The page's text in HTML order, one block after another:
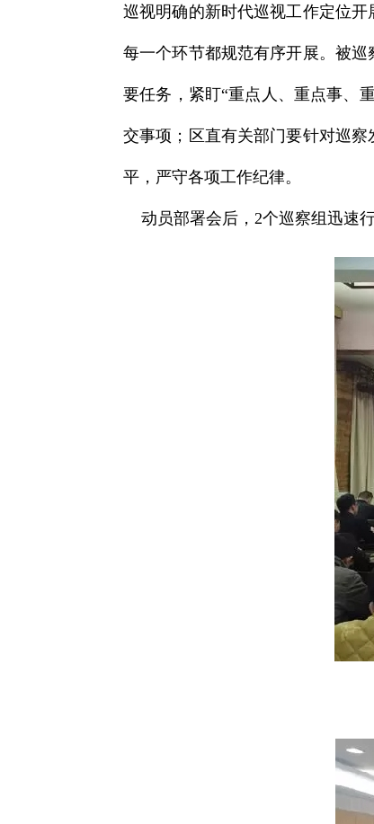
巡视明确的新时代巡视工作定位
每一个环节都规范有序开展。被
要任务，紧盯“重点人、重点事、
交事项；区直有关部门要针对巡
平，严守各项工作纪律。
动员部署会后，2个巡察组迅速